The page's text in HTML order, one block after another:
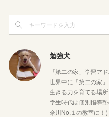
勉強犬
「第二の家」学習アド
世界中に「第二の家
生きる力を育てる場
学生時代は個別指導
奈川No,１の教室に！